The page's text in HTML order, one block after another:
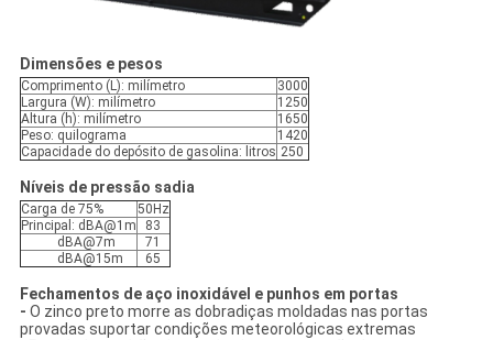
Dimensões e pesos
Comprimento (L): milímetro
3000
Largura (W): milímetro
1250
Altura (h): milímetro
1650
Peso: quilograma
1420
Capacidade do depósito de gasolina: litros 250
Níveis de pressão sadia
Carga de 75%
50Hz
Principal: dBA@1m
83
dBA@7m
71
dBA@15m
65
Fechamentos de aço inoxidável e punhos em portas
- O zinco preto morre as dobradiças moldadas nas portas
provadas suportar condições meteorológicas extremas